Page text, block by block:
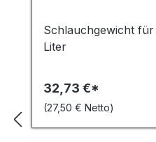
Schlauchgewicht
Liter
32,73 €*
(27,50 € Netto)